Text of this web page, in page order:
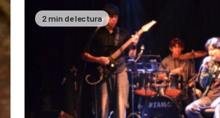
2 min de lectura